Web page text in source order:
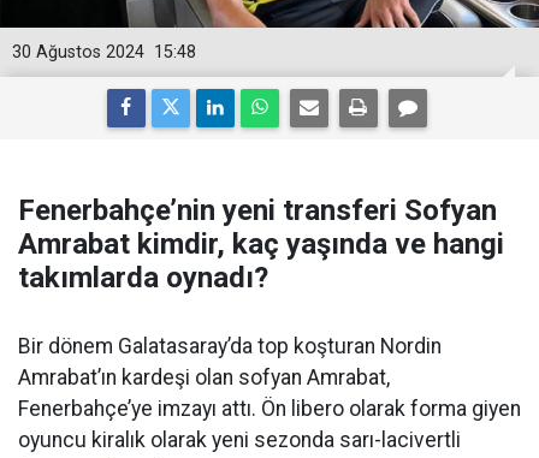
15:48
30 Ağustos 2024
Fenerbahçe’nin yeni transferi Sofyan
Amrabat kimdir, kaç yaşında ve hangi
takımlarda oynadı?
Bir dönem Galatasaray’da top koşturan Nordin
Amrabat’ın kardeşi olan sofyan Amrabat,
Fenerbahçe’ye imzayı attı. Ön libero olarak forma giyen
oyuncu kiralık olarak yeni sezonda sarı-lacivertli